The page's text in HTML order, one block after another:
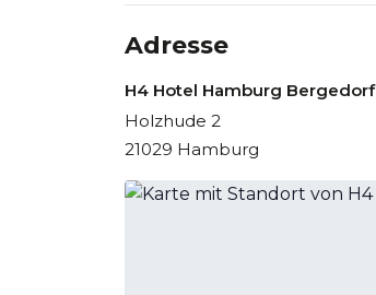
Adresse
H4 Hotel Hamburg Bergedorf
Holzhude 2
21029 Hamburg